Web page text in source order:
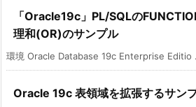
「Oracle19c」PL/SQLの
理和(OR)のサンプル
環境 Oracle Database 19c Enterprise Editio
Oracle 19c 表領域を拡張するサン